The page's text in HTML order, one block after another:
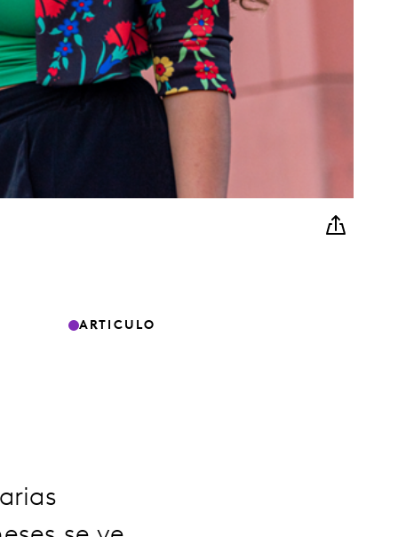
ARTICULO